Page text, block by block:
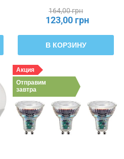
164,00 грн
123,00 грн
В КОРЗИНУ
Акция
Отправим
завтра